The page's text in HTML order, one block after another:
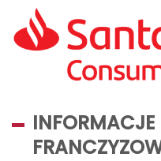
INFORMACJE